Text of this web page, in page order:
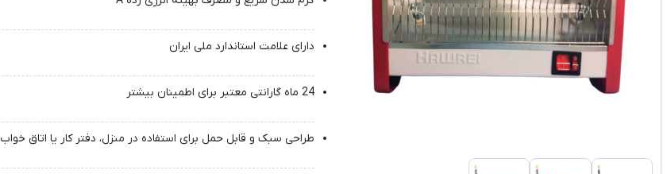
دارای علامت استاندارد ملی ایران
24 ماه گارانتی معتبر برای اطمینان بیشتر
طراحی سبک و قابل حمل برای استفاده در منزل، دفتر کار یا اتاق خواب